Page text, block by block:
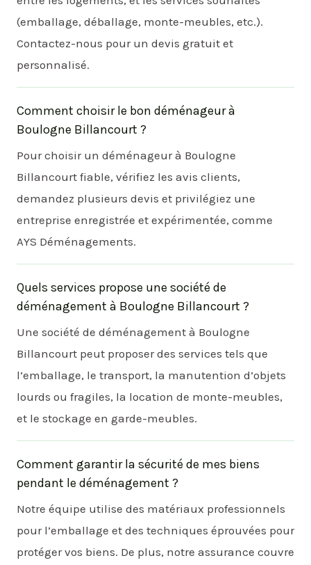
(emballage, déballage, monte-meubles, etc.).
Contactez-nous pour un devis gratuit et
personnalisé.
Comment choisir le bon déménageur à
Boulogne Billancourt ?
Pour choisir un déménageur à Boulogne
Billancourt fiable, vérifiez les avis clients,
demandez plusieurs devis et privilégiez une
entreprise enregistrée et expérimentée, comme
AYS Déménagements.
Quels services propose une société de
déménagement à Boulogne Billancourt ?
Une société de déménagement à Boulogne
Billancourt peut proposer des services tels que
l’emballage, le transport, la manutention d’objets
lourds ou fragiles, la location de monte-meubles,
et le stockage en garde-meubles.
Comment garantir la sécurité de mes biens
pendant le déménagement ?
Notre équipe utilise des matériaux professionnels
pour l’emballage et des techniques éprouvées pour
protéger vos biens. De plus, notre assurance couvre